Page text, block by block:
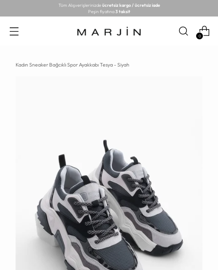
Tüm Alışverişlerinizdeücretsiz kargo / ücretsiz iade
Peşin fiyatına3 taksit
0
Kadın Sneaker Bağcıklı Spor Ayakkabı Tesya - Siyah